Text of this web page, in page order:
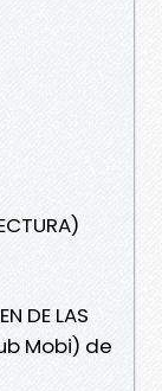
DE LAS
Mobi) de